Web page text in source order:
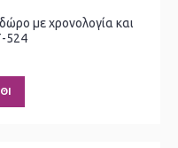
με χρονολογία και
524